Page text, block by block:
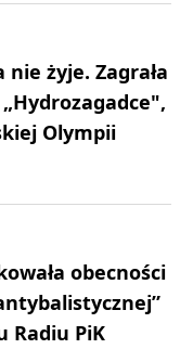
żyje. Zagrała
Olympii
obecności
Radiu PiK